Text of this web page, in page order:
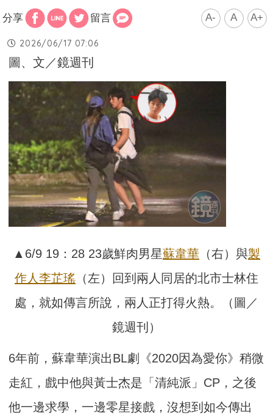
分享 留言 A- A A+
2026/06/17 07:06
圖、文／鏡週刊
▲6/9 19：28 23歲鮮肉男星蘇韋華 （右）與製
作人李芷瑤 （左）回到兩人同居的北市士林住
處，就如傳言所說，兩人正打得火熱。（圖／
鏡週刊）
6年前，蘇韋華演出BL劇《2020因為愛你》稍微
走紅，戲中他與黃士杰是「清純派」CP，之後
他一邊求學，一邊零星接戲，沒想到如今傳出